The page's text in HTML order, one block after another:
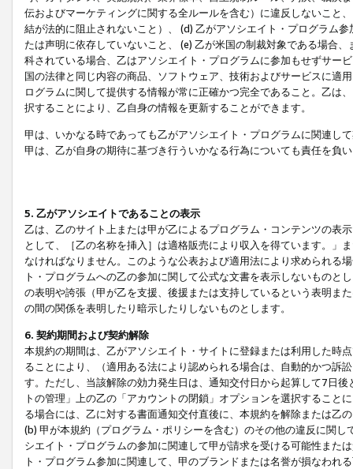
伝およびマーケティングに関する全ルールを含む）に違反しないこと
結が法的に阻止されないこと）、 (d) 乙がアソシエイト・プログラム
たは声明に依存していないこと、 (e) 乙が米国の制裁対象である場合
科されている場合、乙はアソシエイト・プログラムに参加もせずサー
国の法律と同じ内容の商品、ソフトウェア、技術およびサービスに適
ログラムに関して提供する情報が常に正確かつ完全であること。乙は
択することにより、乙自身の情報を更新することができます。
甲は、いかなる時であっても乙がアソシエイト・プログラムに関連し
甲は、乙が自身の期待に基づき行ういかなる行為についても責任を負
5. 乙がアソシエイトであることの表示
乙は、乙のサイト上または甲が乙によるプログラム・コンテンツの表
として、［乙の名称を挿入］は適格販売により収入を得ています。」
なければなりません。このような公表および適用法により求められる
ト・プログラムへの乙の参加に関して公式な文書を表示しないもの
の表明や誇張（甲が乙を支援、後援または支持しているという表明ま
の間の関係を表明したり暗示したりしないものとします。
6. 契約期間および契約解除
本規約の期間は、乙がアソシエイト・サイトに登録または利用した時
ることにより、（適用ある法により認められる場合は、自動的かつ訴
す。ただし、当該解除の効力発生日は、通知交付日から起算して7日
トの管理」上の乙の「アカウントの閉鎖」オプションを選択するこ
る場合には、乙に対する書面通知交付直後に、本規約を解除または乙
(b) 甲が本規約（プログラム・ポリシーを含む）のその他の違反に関
シエイト・プログラムの参加に関連して甲が請求を受ける可能性また
ト・プログラム参加に関連して、甲のブランドまたは名誉が損なわれ